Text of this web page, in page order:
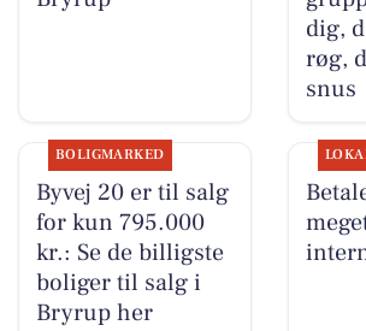
dig,
røg,
snus
BOLIGMARKED
Byvej 20 er til salg
for kun 795.000
kr.: Se de billigste
boliger til salg i
Bryrup her